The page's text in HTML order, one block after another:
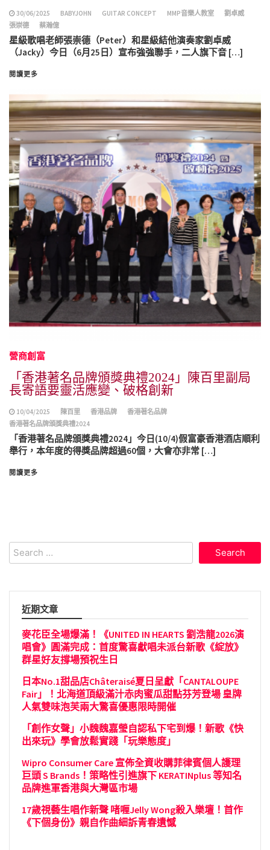
30/06/2025 BABYJOHN GUITAR CONCEPT MMP音樂人教室
劉卓威
張崇德
蔡瀚億
星級歌唱老師張崇德（Peter）和星級結他演奏家劉卓威
（Jacky）今日（6月25日）宣布強強聯手，二人旗下音 […]
閱讀更多
營商創富
「香港著名品牌頒獎典禮2024」陳百里副局
長寄語要靈活應變、破格創新
10/04/2025 陳百里 香港品牌
香港著名品牌
香港著名品牌頒獎典禮2024
「香港著名品牌頒獎典禮2024」今日(10/4)假富豪香港酒店順利
舉行，本年度的得獎品牌超過60個，大會亦非常 […]
閱讀更多
Search
for:
近期文章
麥花臣全場爆滿！《UNITED IN HEARTS 劉浩龍2026演
唱會》圓滿完成：首度驚喜獻唱未派台新歌《綻放》
群星好友撐場預祝生日
日本No.1甜品店Châteraisé夏日呈獻「CANTALOUPE
Fair」！北海道頂級滿汁赤肉蜜瓜甜點芬芳登場 皇牌
人氣雙味泡芙兩大驚喜優惠限時開催
「創作女聲」小魏魏嘉瑩自認私下宅到爆！新歌《快
出來玩》學會放鬆實踐「玩樂態度」
Wipro Consumer Care 宣佈全資收購菲律賓個人護理
巨頭 S Brands！策略性引進旗下 KERATINplus 等知名
品牌進軍香港與大灣區市場
17歲視藝生唱作新聲 啫喱Jelly Wong殺入樂壇！首作
《下個身份》親自作曲細訴青春遺憾